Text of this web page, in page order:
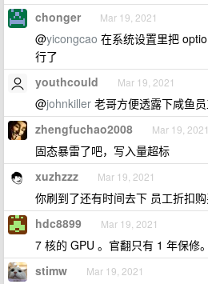
chonger Mar 19, 2021
@yicongcao 在系统设置里把
行了
youthcould Mar 19, 2021
@johnkiller 老哥方便透露下咸鱼
zhengfuchao2008 Mar 19, 2021
固态暴雷了吧，写入量超标
xuzhzzz Mar 19, 2021
你刷到了还有时间去下 员工折扣
hdc8899 Mar 19, 2021
7 核的 GPU 。官翻只有 1 年保修。
stimw Mar 19, 2021